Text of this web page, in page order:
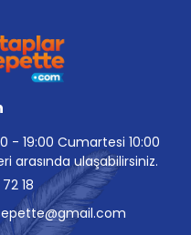
- 19:00 Cumartesi 10:00
arasında ulaşabilirsiniz.
18